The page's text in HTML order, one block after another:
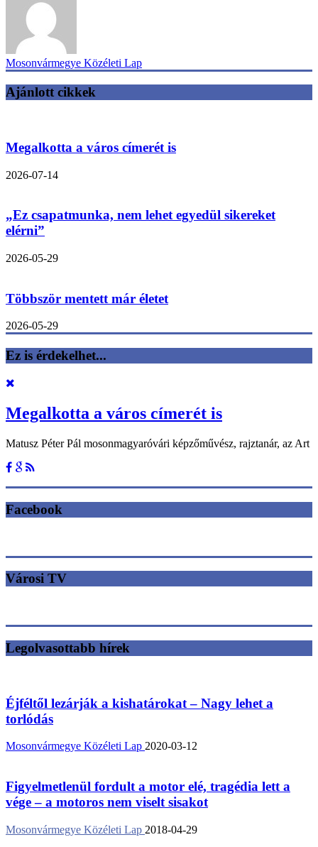
Mosonvármegye Közéleti Lap
Ajánlott cikkek
Megalkotta a város címerét is
2026-07-14
„Ez csapatmunka, nem lehet egyedül sikereket
elérni”
2026-05-29
Többször mentett már életet
2026-05-29
Ez is érdekelhet...
Megalkotta a város címerét is
Matusz Péter Pál mosonmagyaróvári képzőművész, rajztanár, az Art
Facebook
Városi TV
Legolvasottabb hírek
Éjféltől lezárják a kishatárokat – Nagy lehet a
torlódás
Mosonvármegye Közéleti Lap 2020-03-12
Figyelmetlenül fordult a motor elé, tragédia lett a
vége – a motoros nem viselt sisakot
Mosonvármegye Közéleti Lap 2018-04-29